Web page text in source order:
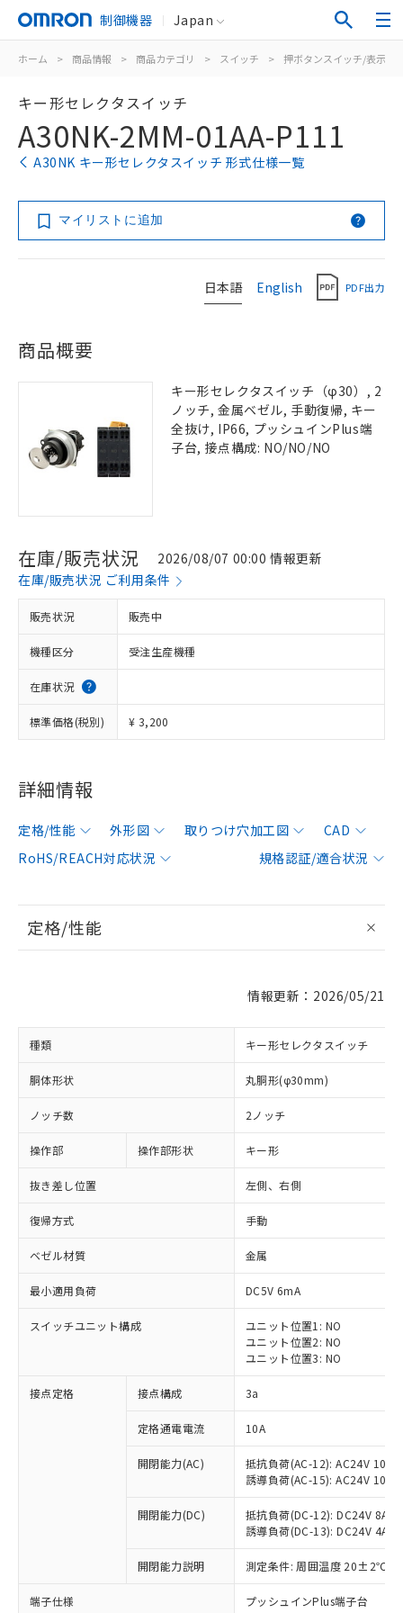
制御機器 Japan
ホーム > 商品情報 > 商品カテゴリ > スイッチ > 押ボタンスイッチ/表示灯
キー形セレクタスイッチ
A30NK-2MM-01AA-P111
A30NK キー形セレクタスイッチ 形式仕様一覧
マイリストに追加
日本語 English PDF出力
商品概要
キー形セレクタスイッチ（φ30）, 2
ノッチ, 金属ベゼル, 手動復帰, キー
全抜け, IP66, プッシュインPlus端
子台, 接点構成: NO/NO/NO
在庫/販売状況
2026/08/07 00:00 情報更新
在庫/販売状況 ご利用条件
販売状況 販売中
機種区分 受注生産機種
在庫状況
標準価格(税別) ¥ 3,200
詳細情報
定格/性能 外形図 取りつけ穴加工図
CAD
RoHS/REACH対応状況
規格認証/適合状況
定格/性能
情報更新：2026/05/21
種類 キー形セレクタスイッチ
胴体形状 丸胴形(φ30mm)
ノッチ数 2ノッチ
操作部 操作部形状 キー形
抜き差し位置 左側、右側
復帰方式 手動
ベゼル材質 金属
最小適用負荷 DC5V 6mA
スイッチユニット構成
ユニット位置1: NO
ユニット位置2: NO
ユニット位置3: NO
接点定格 接点構成 3a
定格通電電流 10A
開閉能力(AC)
抵抗負荷(AC-12): AC24V 10A/
誘導負荷(AC-15): AC24V
開閉能力(DC)
抵抗負荷(DC-12): DC24V 8A/
誘導負荷(DC-13): DC24V 4A/
開閉能力説明 測定条件: 周囲温度 20±2℃、
端子仕様 プッシュインPlus端子台
ご利用条件
対応済み：EU RoHS指令（10物質）の
非含有に対応した製品が提供可能な商品で
対応予定：EU RoHS指令（10物質）の非含
有に対応した製品に切り替える予定のある
対応予定なし：EU RoHS指令（10物質）の